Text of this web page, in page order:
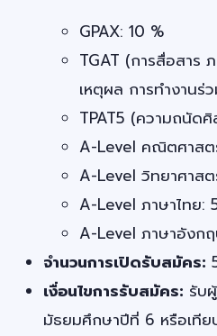
GPAX: 10 %
TGAT (การสื่อสาร
เหตุผล การทำงานร่
TPAT5 (ความถนัด
A-Level คณิตศาสต
A-Level วิทยาศาส
A-Level ภาษาไทย:
A-Level ภาษาอังก
จำนวนการเปิดรับสมัคร:
เงื่อนไขการรับสมัคร: รับ
มัธยมศึกษาปีที่ 6 หรือเทีย